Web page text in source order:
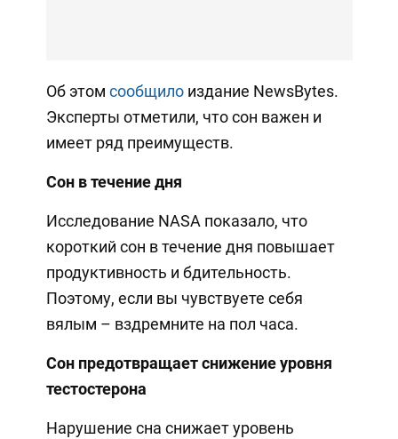
Об этом сообщилоиздание NewsBytes.
Эксперты отметили, что сон важен и
имеет ряд преимуществ.
Сон в течение дня
Исследование NASA показало, что
короткий сон в течение дня повышает
продуктивность и бдительность.
Поэтому, если вы чувствуете себя
вялым – вздремните на пол часа.
Сон предотвращает снижение уровня
тестостерона
Нарушение сна снижает уровень